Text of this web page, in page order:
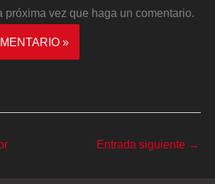
próxima vez que haga un comentario.
Entrada siguiente →